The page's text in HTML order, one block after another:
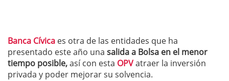
Banca Cívica es otra de las entidades que ha
presentado este año una salida a Bolsa en el menor
tiempo posible,así con esta OPVatraer la inversión
privada y poder mejorar su solvencia.